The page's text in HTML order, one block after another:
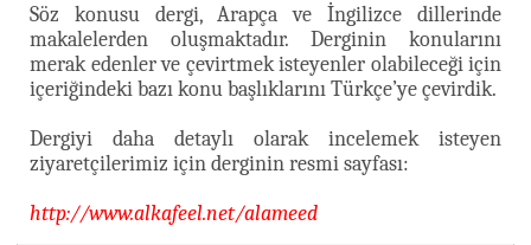
Söz konusu dergi, Arapça ve İngilizce dillerinde
makalelerden oluşmaktadır. Derginin konularını
merak edenler ve çevirtmek isteyenler olabileceği için
içeriğindeki bazı konu başlıklarını Türkçe’ye çevirdik.
Dergiyi daha detaylı olarak incelemek isteyen
ziyaretçilerimiz için derginin resmi sayfası:
http://www.alkafeel.net/alameed